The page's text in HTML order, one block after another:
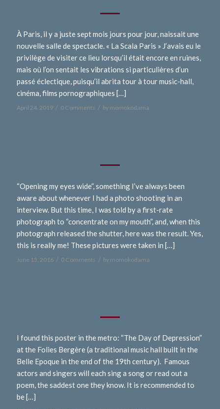
À Paris, il y a juste sept mois jours pour jour, naissait une
nouvelle salle de spectacle. « La Scala Paris » J’avais eu le
privilège de visiter ce lieu lorsqu’il était encore en ruines,
mais où l’on sentait les vibrations si particulières d’un
passé éclectique, puisqu’il abrita tour à tour music-hall,
cinéma, films pornographiques […]
April 24, 2019 / 0 Comments / by momokodama
“Opening my eyes wide”, something I’ve always been
aware about whenever I had a photo shooting in an
interview. But this time, I was told by a first-rate
photograph to “concentrate on my mouth”, and, when this
photograph released the shutter, here was the result. Yes,
this is really me! These pictures were taken in […]
June 15, 2016 / 0 Comments / by momokodama
I found this poster in the metro: “The Day of Depression”
at the Folies Bergère (a traditional music hall built in the
Belle Epoque in the end of the 19th century). Famous
actors and singers will each sing a song or read out a
poem, the saddest one they know. It is recommended to
be […]